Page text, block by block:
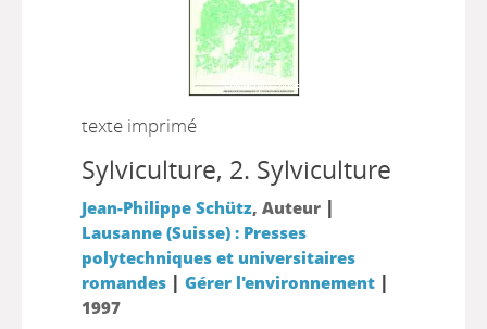
texte imprimé
Sylviculture, 2. Sylviculture
Jean-Philippe Schütz, Auteur |
Lausanne (Suisse) : Presses
polytechniques et universitaires
romandes| Gérer l'environnement|
1997